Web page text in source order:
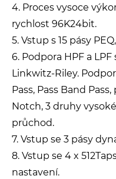
4. Proces vysoce
rychlost 96K24bit.
5. Vstup s 15 pásy
6. Podpora HPF a
Linkwitz-Riley.
Pass, Pass Band
Notch, 3 druhy
průchod.
7. Vstup se 3 pásy
8. Vstup se 4 x
nastavení.